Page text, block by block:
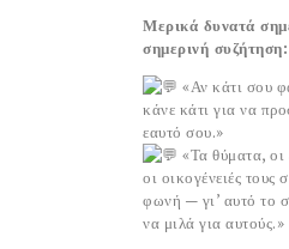
Μερικά δυνατά
σημερινή συζήτηση:
«Αν κάτι σου
κάνε κάτι για να
εαυτό σου.»
«Τα θύματα, οι
οι οικογένειές τους
φωνή — γι’ αυτό το
να μιλά για αυτούς.»